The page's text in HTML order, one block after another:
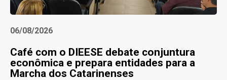
06/08/2026
Café com o DIEESE debate conjuntura
econômica e prepara entidades para a
Marcha dos Catarinenses